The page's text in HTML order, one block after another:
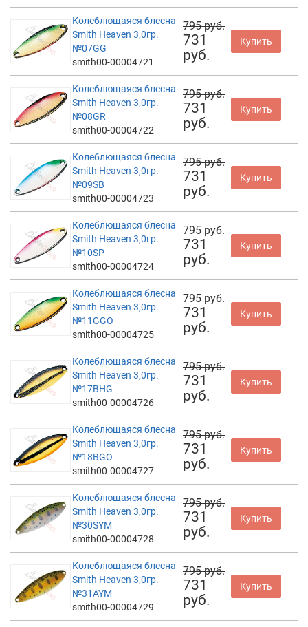
Колеблющаяся блесна
Smith Heaven 3,0гр.
№07GG
smith00-00004721
795 руб.
731
руб.
Купить
Колеблющаяся блесна
Smith Heaven 3,0гр.
№08GR
smith00-00004722
795 руб.
731
руб.
Купить
Колеблющаяся блесна
Smith Heaven 3,0гр.
№09SB
smith00-00004723
795 руб.
731
руб.
Купить
Колеблющаяся блесна
Smith Heaven 3,0гр.
№10SP
smith00-00004724
795 руб.
731
руб.
Купить
Колеблющаяся блесна
Smith Heaven 3,0гр.
№11GGO
smith00-00004725
795 руб.
731
руб.
Купить
Колеблющаяся блесна
Smith Heaven 3,0гр.
№17BHG
smith00-00004726
795 руб.
731
руб.
Купить
Колеблющаяся блесна
Smith Heaven 3,0гр.
№18BGO
smith00-00004727
795 руб.
731
руб.
Купить
Колеблющаяся блесна
Smith Heaven 3,0гр.
№30SYM
smith00-00004728
795 руб.
731
руб.
Купить
Колеблющаяся блесна
Smith Heaven 3,0гр.
№31AYM
smith00-00004729
795 руб.
731
руб.
Купить